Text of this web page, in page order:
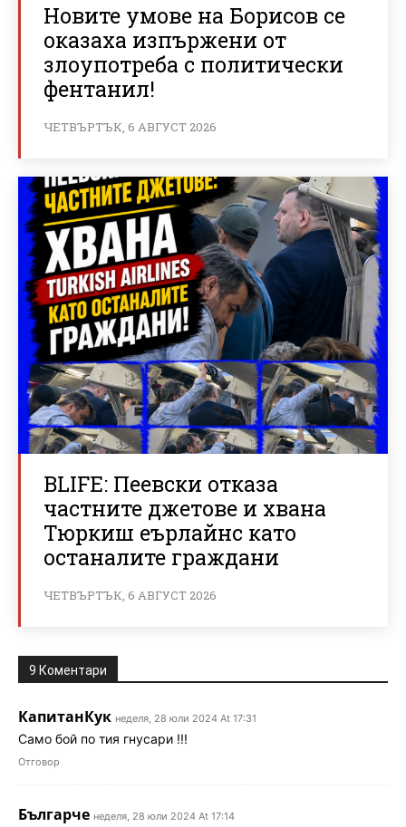
Новите умове на Борисов се
оказаха изпържени от
злоупотреба с политически
фентанил!
ЧЕТВЪРТЪК, 6 АВГУСТ 2026
BLIFE: Пеевски отказа
частните джетове и хвана
Тюркиш еърлайнс като
останалите граждани
ЧЕТВЪРТЪК, 6 АВГУСТ 2026
9 Коментари
КапитанКук неделя, 28 юли 2024 At 17:31
Само бой по тия гнусари !!!
Отговор
Българче неделя, 28 юли 2024 At 17:14